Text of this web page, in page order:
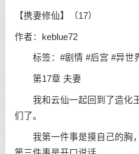
【携妻修仙】（17）
作者：keblue72
标签：#剧情 #后宫 #异世
第17章 夫妻
我和云仙一起回到了造化
们了。
我第一件事是摸自己的胸，